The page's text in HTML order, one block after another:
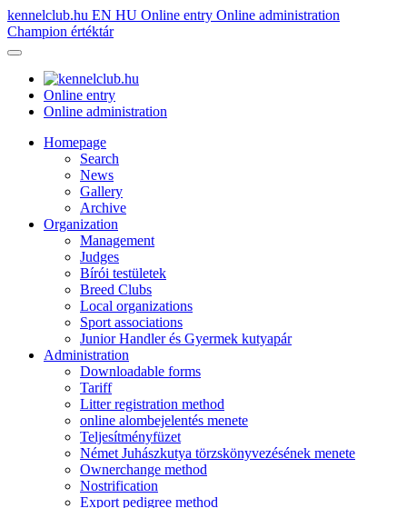
kennelclub.hu EN HU Online entry Online administration
Champion értéktár
Online entry
Online administration
Homepage
Search
News
Gallery
Archive
Organization
Management
Judges
Bírói testületek
Breed Clubs
Local organizations
Sport associations
Junior Handler és Gyermek kutyapár
Administration
Downloadable forms
Tariff
Litter registration method
online alombejelentés menete
Teljesítményfüzet
Német Juhászkutya törzskönyvezésének menete
Ownerchange method
Nostrification
Export pedigree method